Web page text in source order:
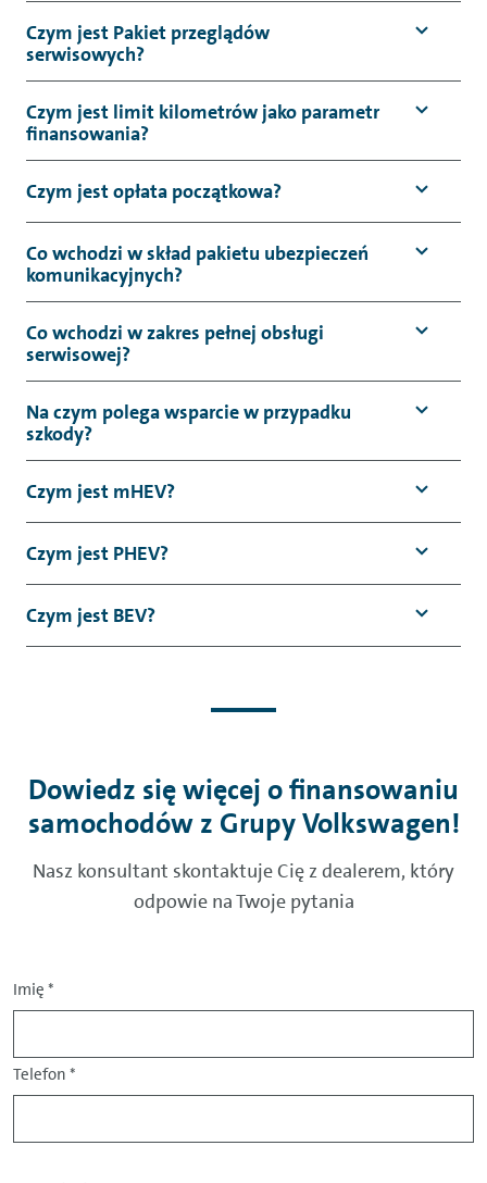
Czym jest Pakiet przeglądów
serwisowych?
Czym jest limit kilometrów jako parametr
finansowania?
Czym jest opłata początkowa?
Co wchodzi w skład pakietu ubezpieczeń
komunikacyjnych?
Co wchodzi w zakres pełnej obsługi
serwisowej?
Na czym polega wsparcie w przypadku
szkody?
Czym jest mHEV?
Czym jest PHEV?
Czym jest BEV?
Dowiedz się więcej o finansowaniu
samochodów z Grupy Volkswagen!
Nasz konsultant skontaktuje Cię z dealerem, który
odpowie na Twoje pytania
Imię *
Telefon *